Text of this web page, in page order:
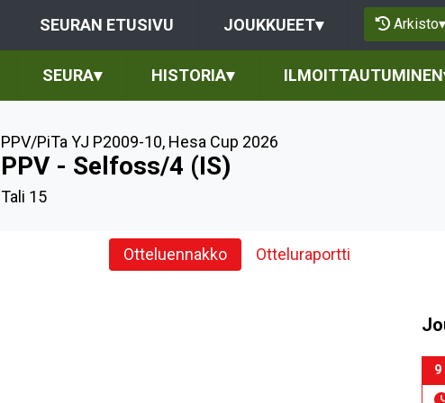
SEURAN ETUSIVU JOUKKUEET▾ Arkisto▾
SEURA▾ HISTORIA▾ ILMOITTAUTUMINEN
PPV/PiTa YJ P2009-10, Hesa Cup 2026
PPV - Selfoss/4 (IS)
Tali 15
Otteluennakko Otteluraportti
9